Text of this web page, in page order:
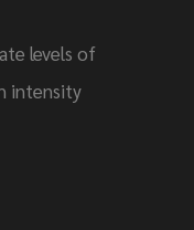
levels of
intensity